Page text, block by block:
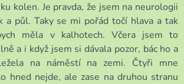
kolen. Je pravda, že jsem na neurologii
a půl. Taky se mi pořád točí hlava a tak
měla v kalhotech. Včera jsem to
a i když jsem si dávala pozor, bác ho a
na náměstí na zemi. Čtyři mne
hned nejde, ale zase na druhou stranu